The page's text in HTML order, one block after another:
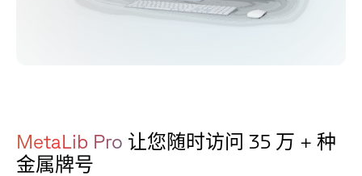
MetaLib Pro 让您随时访问 35 万 + 种
金属牌号